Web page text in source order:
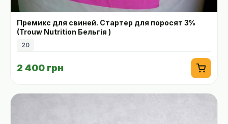
Премикс для свиней. Стартер для поросят 3%
(Trouw Nutrition Бельгія )
20
2 400 грн